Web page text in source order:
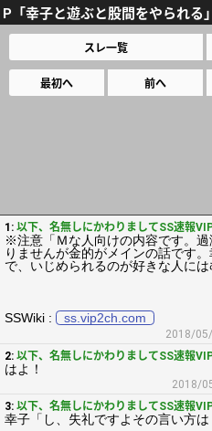
P「幸子と遊ぶと股間をやられる」
スレ一覧
最初へ 前へ
1: 以下、名無しにかわりましてSS速報
※注意「Ｍな人向けの内容です。
りませんが金的がメインの話です
で、いじめられるのが好きな人に
SSWiki : ss.vip2ch.com
2018/
2: 以下、名無しにかわりましてSS速報
はよ！
2018/
3: 以下、名無しにかわりましてSS速報
幸子「し、失礼ですよその言い方は